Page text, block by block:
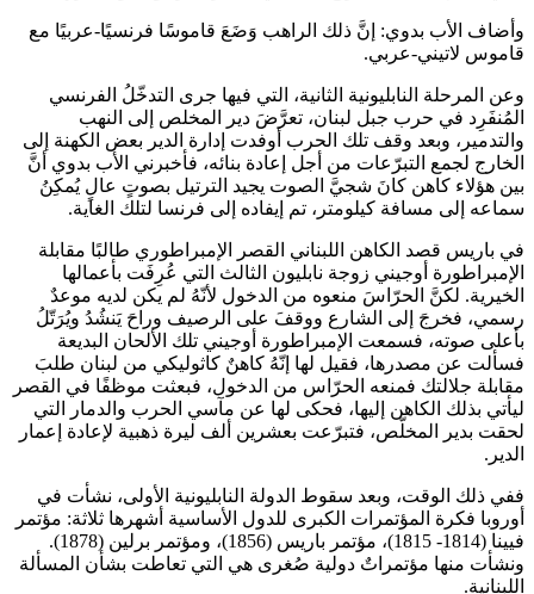
وأضاف الأب بدوي: إنَّ ذلك الراهب وَضَعَ قاموسًا فرنسيًا-عربيًا مع
قاموس لاتيني-عربي.
وعن المرحلة النابليونية الثانية، التي فيها جرى التدخّلُ الفرنسي
المُنفَرِد في حرب جبل لبنان، تعرَّضَ دير المخلص إلى النهب
والتدمير، وبعد وقف تلك الحرب أوفدت إدارة الدير بعض الكهنة إلى
الخارج لجمع التبرّعات من أجل إعادة بنائه، فأخبرني الأب بدوي أنَّ
بين هؤلاء كاهن كانَ شجيَّ الصوت يجيد الترتيل بصوتٍ عالٍ يُمكِنُ
سماعه إلى مسافة كيلومتر، تم إيفاده إلى فرنسا لتلك الغاية.
في باريس قصد الكاهن اللبناني القصر الإمبراطوري طالبًا مقابلة
الإمبراطورة أوجيني زوجة نابليون الثالث التي عُرِفَت بأعمالها
الخيرية. لكنَّ الحرّاسَ منعوه من الدخول لأنّهُ لم يكن لديه موعدٌ
رسمي، فخرجَ إلى الشارع ووقفَ على الرصيف وراحَ يَنشُدُ ويُرَتّلُ
بأعلى صوته، فسمعت الإمبراطورة أوجيني تلك الألحان البديعة
فسألت عن مصدرها، فقيل لها إنّهُ كاهنٌ كاثوليكي من لبنان طلبَ
مقابلة جلالتك فمنعه الحرّاس من الدخول، فبعثت موظفًا في القصر
ليأتي بذلك الكاهن إليها، فحكى لها عن مآسي الحرب والدمار التي
لحقت بدير المخلّص، فتبرّعت بعشرين ألف ليرة ذهبية لإعادة إعمار
الدير.
ففي ذلك الوقت، وبعد سقوط الدولة النابليونية الأولى، نشأت في
أوروبا فكرة المؤتمرات الكبرى للدول الأساسية أشهرها ثلاثة: مؤتمر
فيينا (1814- 1815)، مؤتمر باريس (1856)، ومؤتمر برلين (1878).
ونشأت منها مؤتمراتٌ دولية صُغرى هي التي تعاطت بشأن المسألة
اللبنانية.